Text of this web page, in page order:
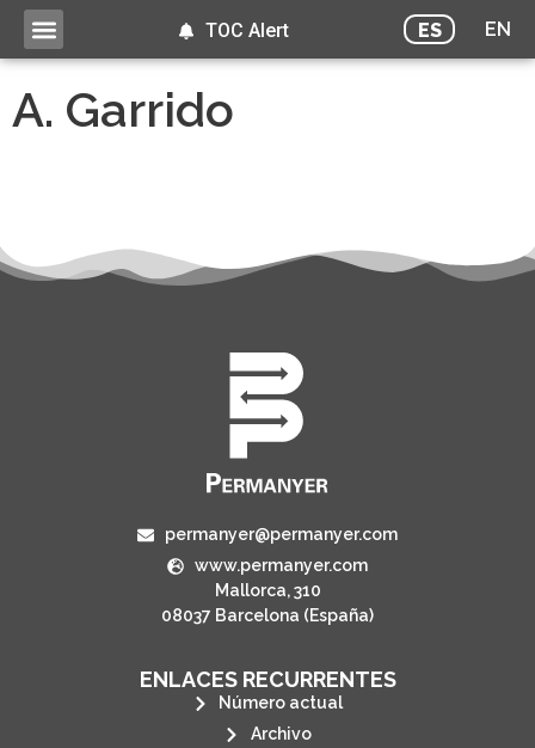
ES EN
TOC Alert
A. Garrido
permanyer@permanyer.com
www.permanyer.com
Mallorca, 310
08037 Barcelona (España)
ENLACES RECURRENTES
Número actual
Archivo